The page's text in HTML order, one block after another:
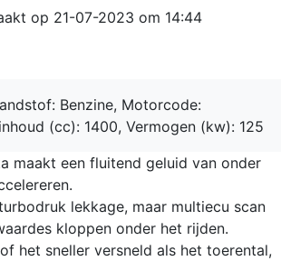
op 21-07-2023 om 14:44
Benzine, Motorcode:
(cc): 1400, Vermogen (kw): 125
maakt een fluitend geluid van onder
lekkage, maar multiecu scan
kloppen onder het rijden.
het sneller versneld als het toerental,